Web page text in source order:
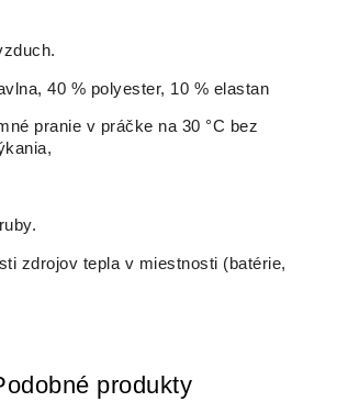
40 % polyester, 10 % elastan
pranie v práčke na 30 °C bez
zdrojov tepla v miestnosti (batérie,
produkty